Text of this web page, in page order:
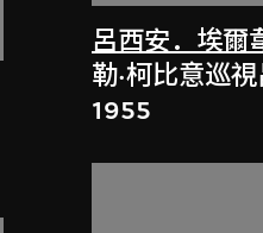
呂西安．埃爾
勒·柯比意巡
1955